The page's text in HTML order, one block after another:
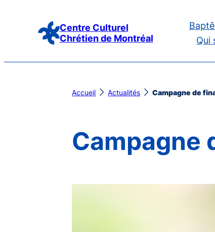
Centre Culturel
Chrétien de Montréal
Qui
Accueil Actualités Campagne de
Campagne